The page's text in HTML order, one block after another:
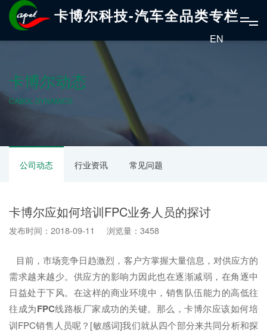
卡博尔科技-汽车全品类专栏
EN
卡博尔动态
CABOL DYNAMICS
公司动态 行业资讯 常见问题
卡博尔应如何培训FPC业务人员的探讨
发布时间：2018-09-11 浏览量：3458
目前，市场竞争日趋激烈，客户方掌握大量信息，对供应方的
需求越来越少。供应方的影响力因此也在逐渐减弱，在角逐中
日益处于下风。在这样的商业环境中，销售队伍能力的高低往
往成为FPC线路板厂家成功的关键。那么，卡博尔应该如何培
训FPC销售人员呢？[敏感词]我们就从四个部分来共同分析和探